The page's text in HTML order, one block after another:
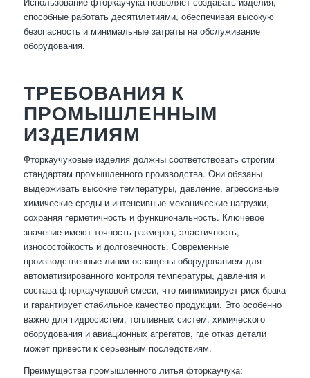
способные работать десятилетиями, обеспечивая высокую
безопасность и минимальные затраты на обслуживание
оборудования.
ТРЕБОВАНИЯ К
ПРОМЫШЛЕННЫМ
ИЗДЕЛИЯМ
Фторкаучуковые изделия должны соответствовать строгим
стандартам промышленного производства. Они обязаны
выдерживать высокие температуры, давление, агрессивные
химические среды и интенсивные механические нагрузки,
сохраняя герметичность и функциональность. Ключевое
значение имеют точность размеров, эластичность,
износостойкость и долговечность. Современные
производственные линии оснащены оборудованием для
автоматизированного контроля температуры, давления и
состава фторкаучуковой смеси, что минимизирует риск брака
и гарантирует стабильное качество продукции. Это особенно
важно для гидросистем, топливных систем, химического
оборудования и авиационных агрегатов, где отказ детали
может привести к серьезным последствиям.
Преимущества промышленного литья фторкаучука: